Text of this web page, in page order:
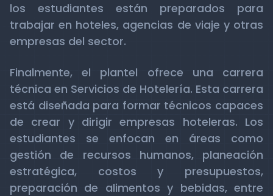
los estudiantes están preparados para
trabajar en hoteles, agencias de viaje y otras
empresas del sector.
Finalmente, el plantel ofrece una carrera
técnica en Servicios de Hotelería. Esta carrera
está diseñada para formar técnicos capaces
de crear y dirigir empresas hoteleras. Los
estudiantes se enfocan en áreas como
gestión de recursos humanos, planeación
estratégica, costos y presupuestos,
preparación de alimentos y bebidas, entre